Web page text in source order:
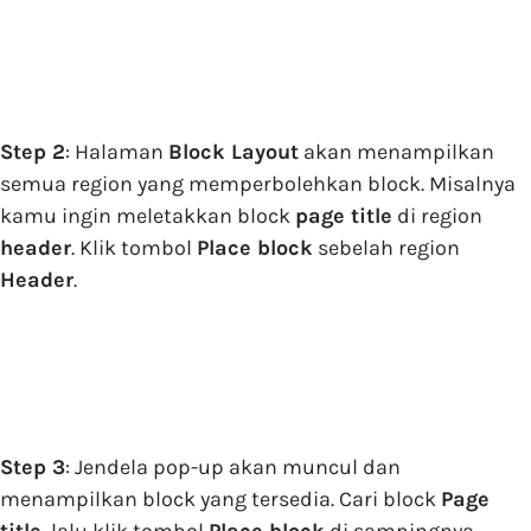
Step 2: Halaman Block Layout akan menampilkan
semua region yang memperbolehkan block. Misalnya
kamu ingin meletakkan block page title di region
header. Klik tombol Place block sebelah region
Header.
Step 3: Jendela pop-up akan muncul dan
menampilkan block yang tersedia. Cari block Page